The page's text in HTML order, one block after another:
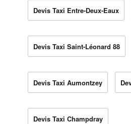
Devis Taxi Entre-Deux-Eaux
Devis Taxi Saint-Léonard 88
Devis Taxi Aumontzey
Devis Taxi Champdray